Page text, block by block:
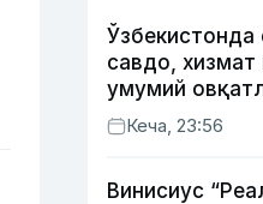
Ўзбекистонда
савдо, хизмат
умумий
корхоналари
тўлагани
Кеча, 23:56
Винисиус